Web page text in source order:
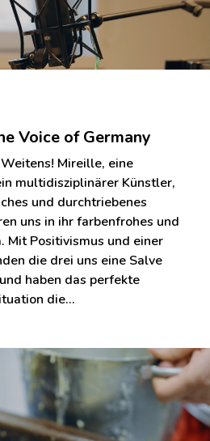
Voice of Germany
Mireille, eine
multidisziplinärer Künstler,
und durchtriebenes
uns in ihr farbenfrohes und
Mit Positivismus und einer
die drei uns eine Salve
haben das perfekte
die…